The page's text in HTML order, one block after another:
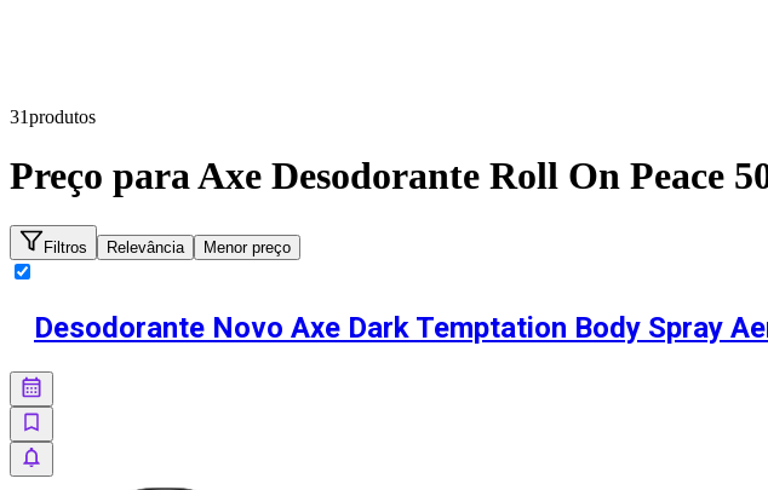
31produtos
Preço paraAxe Desodorante Roll On Peace
Filtros Relevância Menor preço
Desodorante Novo Axe Dark Temptation Body Spray